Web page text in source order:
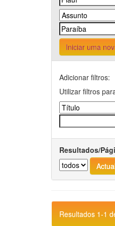
Iniciar uma
Adicionar filtros:
Utilizar filtros
Resultados/
Resultados 1-1